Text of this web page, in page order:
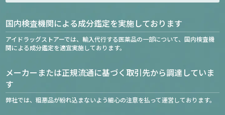
国内検査機関による成分鑑定を実施しております
アイドラッグストアーでは、輸入代行する医薬品の一部について、国内検査機
関による成分鑑定を適宜実施しております。
メーカーまたは正規流通に基づく取引先から調達していま
す
弊社では、粗悪品が紛れ込まないよう細心の注意を払って運営しております。